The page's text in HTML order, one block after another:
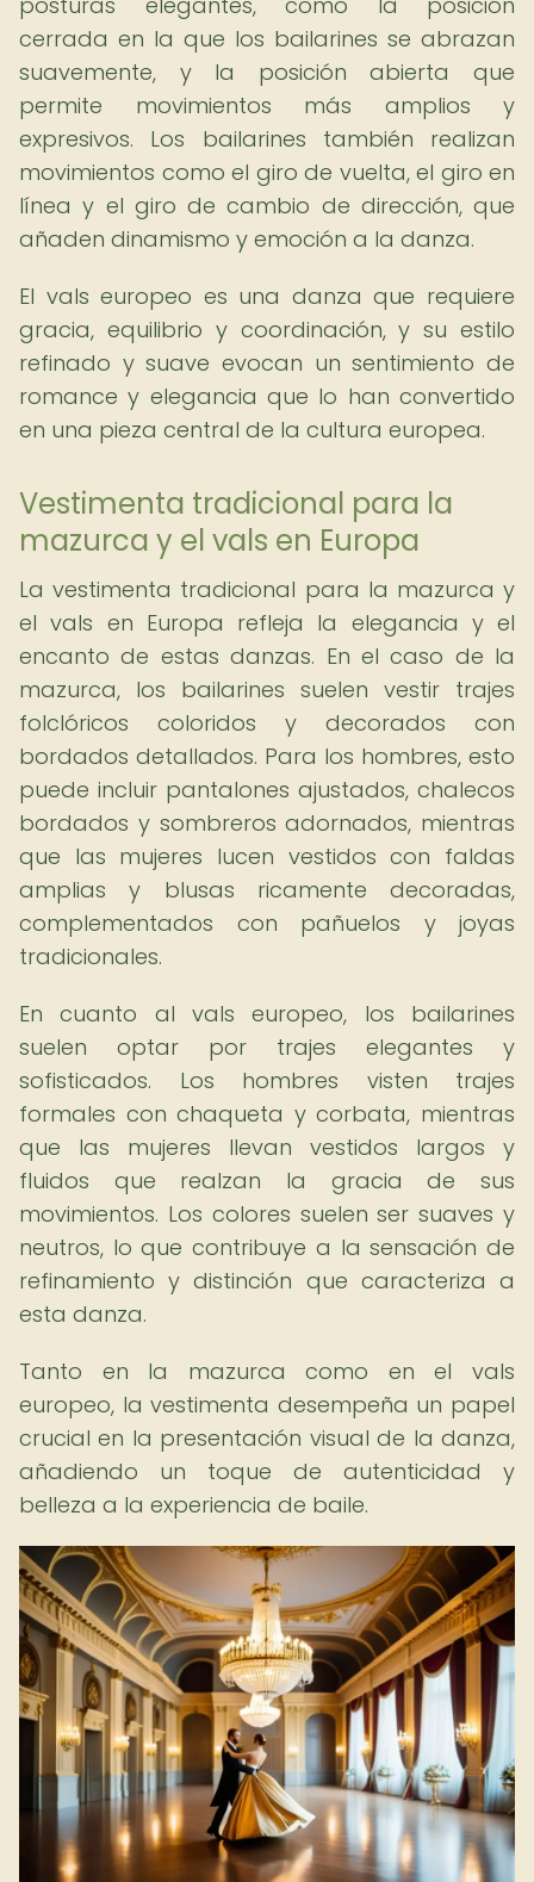
cerrada en la que los bailarines se abrazan
suavemente, y la posición abierta que
permite movimientos más amplios y
expresivos. Los bailarines también realizan
movimientos como el giro de vuelta, el giro en
línea y el giro de cambio de dirección, que
añaden dinamismo y emoción a la danza.
El vals europeo es una danza que requiere
gracia, equilibrio y coordinación, y su estilo
refinado y suave evocan un sentimiento de
romance y elegancia que lo han convertido
en una pieza central de la cultura europea.
Vestimenta tradicional para la
mazurca y el vals en Europa
La vestimenta tradicional para la mazurca y
el vals en Europa refleja la elegancia y el
encanto de estas danzas. En el caso de la
mazurca, los bailarines suelen vestir trajes
folclóricos coloridos y decorados con
bordados detallados. Para los hombres, esto
puede incluir pantalones ajustados, chalecos
bordados y sombreros adornados, mientras
que las mujeres lucen vestidos con faldas
amplias y blusas ricamente decoradas,
complementados con pañuelos y joyas
tradicionales.
En cuanto al vals europeo, los bailarines
suelen optar por trajes elegantes y
sofisticados. Los hombres visten trajes
formales con chaqueta y corbata, mientras
que las mujeres llevan vestidos largos y
fluidos que realzan la gracia de sus
movimientos. Los colores suelen ser suaves y
neutros, lo que contribuye a la sensación de
refinamiento y distinción que caracteriza a
esta danza.
Tanto en la mazurca como en el vals
europeo, la vestimenta desempeña un papel
crucial en la presentación visual de la danza,
añadiendo un toque de autenticidad y
belleza a la experiencia de baile.